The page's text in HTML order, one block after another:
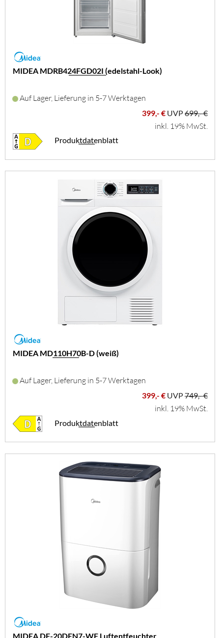
MIDEA MDRB424FGD02I (edelstahl-Look)
Auf Lager, Lieferung in 5-7 Werktagen
399,- € UVP699,- €
inkl. 19% MwSt.
Produktdatenblatt
MIDEA MD110H70B-D (weiß)
Auf Lager, Lieferung in 5-7 Werktagen
399,- € UVP749,- €
inkl. 19% MwSt.
Produktdatenblatt
MIDEA DF-20DEN7-WF Luftentfeuchter